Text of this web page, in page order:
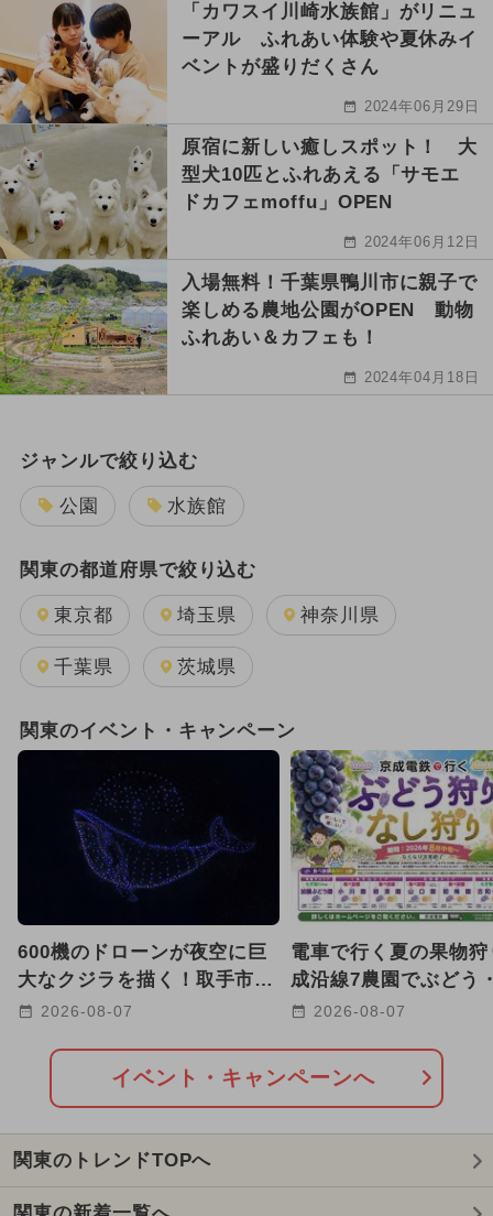
「カワスイ川崎水族館」がリニュ
ーアル ふれあい体験や夏休みイ
ベントが盛りだくさん
2024年06月29日
原宿に新しい癒しスポット！ 大
型犬10匹とふれあえる「サモエ
ドカフェmoffu」OPEN
2024年06月12日
入場無料！千葉県鴨川市に親子で
楽しめる農地公園がOPEN 動物
ふれあい＆カフェも！
2024年04月18日
ジャンルで絞り込む
公園 水族館
関東の都道府県で絞り込む
東京都 埼玉県 神奈川県
千葉県 茨城県
関東のイベント・キャンペーン
600機のドローンが夜空に巨
大なクジラを描く！取手市の
花火大会で光のアニメーショ
2026-08-07
電車で行く夏の果物狩
成沿線7農園でぶどう
狩り体験 アンケート
2026-08-07
イベント・キャンペーンへ
関東のトレンドTOPへ